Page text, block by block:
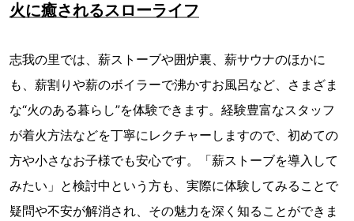
火に癒されるスローライフ
志我の里では、薪ストーブや囲炉裏、薪サウナのほかに
も、薪割りや薪のボイラーで沸かすお風呂など、さまざま
な“火のある暮らし”を体験できます。経験豊富なスタッフ
が着火方法などを丁寧にレクチャーしますので、初めての
方や小さなお子様でも安心です。「薪ストーブを導入して
みたい」と検討中という方も、実際に体験してみることで
疑問や不安が解消され、その魅力を深く知ることができま